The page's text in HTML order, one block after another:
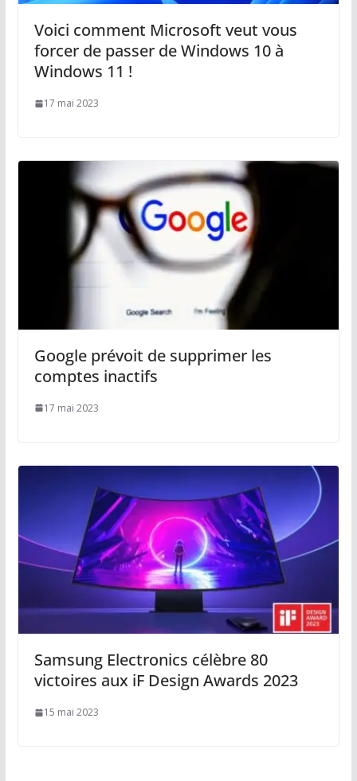
Voici comment Microsoft veut vous
forcer de passer de Windows 10 à
Windows 11 !
17 mai 2023
Google prévoit de supprimer les
comptes inactifs
17 mai 2023
Samsung Electronics célèbre 80
victoires aux iF Design Awards 2023
15 mai 2023